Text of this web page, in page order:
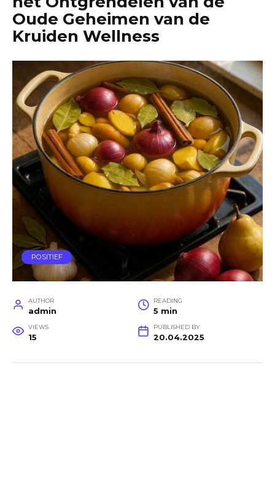
Oude Geheimen van de
Kruiden Wellness
POSITIEF
AUTHOR
admin
READING
5 min
VIEWS
15
PUBLISHED BY
20.04.2025